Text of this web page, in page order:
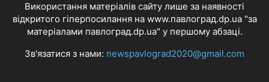
Використання матеріалів сайту лише за наявності
відкритого гіперпосилання на www.павлоград.dp.ua "за
матеріалами павлоград.dp.ua" у першому абзаці.
Зв'язатися з нами: newspavlograd2020@gmail.com